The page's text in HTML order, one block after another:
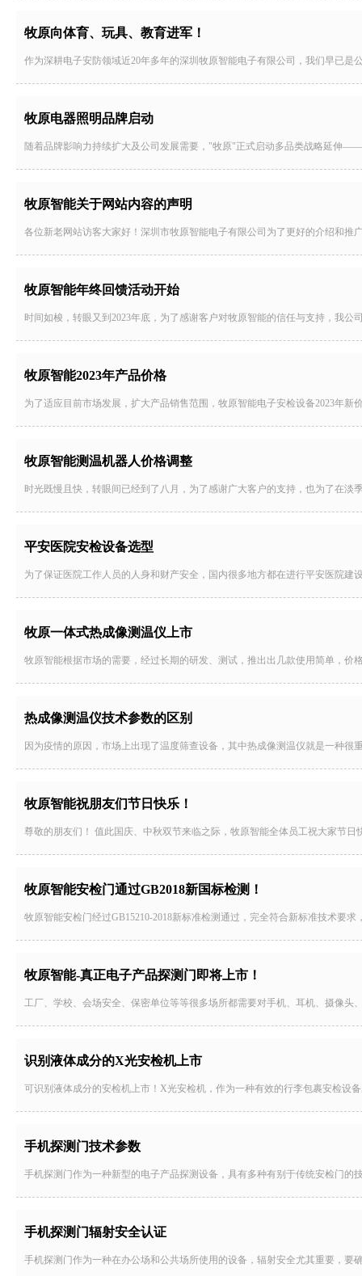
牧原向体育、玩具、教育进军！
作为深耕电子安防领域近20年多年的深圳牧原智能电子有限公司，我们早已
牧原电器照明品牌启动
随着品牌影响力持续扩大及公司发展需要，"牧原"正式启动多品类战略延伸
牧原智能关于网站内容的声明
各位新老网站访客大家好！深圳市牧原智能电子有限公司为了更好的介绍和
牧原智能年终回馈活动开始
时间如梭，转眼又到2023年底，为了感谢客户对牧原智能的信任与支持，我公
牧原智能2023年产品价格
为了适应目前市场发展，扩大产品销售范围，牧原智能电子安检设备2023年
牧原智能测温机器人价格调整
时光既慢且快，转眼间已经到了八月，为了感谢广大客户的支持，也为了在
平安医院安检设备选型
为了保证医院工作人员的人身和财产安全，国内很多地方都在进行平安医院
牧原一体式热成像测温仪上市
牧原智能根据市场的需要，经过长期的研发、测试，推出出几款使用简单，
热成像测温仪技术参数的区别
因为疫情的原因，市场上出现了温度筛查设备，其中热成像测温仪就是一种
牧原智能祝朋友们节日快乐！
尊敬的朋友们！ 值此国庆、中秋双节来临之际，牧原智能全体员工祝大家节
牧原智能安检门通过GB2018新国标检测！
牧原智能安检门经过GB15210-2018新标准检测通过，完全符合新标准技术要
牧原智能-真正电子产品探测门即将上市！
工厂、学校、会场安全、保密单位等等很多场所都需要对手机、耳机、摄像
识别液体成分的X光安检机上市
可识别液体成分的安检机上市！X光安检机，作为一种有效的行李包裹安检设
手机探测门技术参数
手机探测门作为一种新型的电子产品探测设备，具有多种有别于传统安检门
手机探测门辐射安全认证
手机探测门作为一种在办公场和公共场所使用的设备，辐射安全尤其重要，